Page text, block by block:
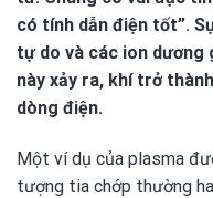
có tính dẫn điện tốt”.
tự do và các ion dương
này xảy ra, khí trở
dòng điện.
Một ví dụ của plasma
tượng tia chớp thường